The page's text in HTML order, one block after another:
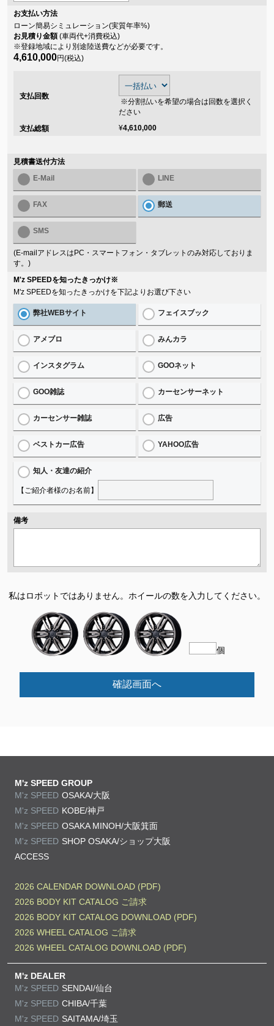
お支払い方法
ローン簡易シミュレーション(実質年率%)
お見積り金額(車両代+消費税込)
※登録地域により別途陸送費などが必要です。
4,610,000円(税込)
支払回数
※分割払いを希望の場合は回数を選択く
ださい
支払総額
¥4,610,000
見積書送付方法
E-Mail
LINE
FAX 郵送
SMS
(E-mailアドレスはPC・スマートフォン・タブレットのみ対応しておりま
す。)
M'z SPEEDを知ったきっかけ※
M'z SPEEDを知ったきっかけを下記よりお選び下さい
弊社WEBサイト フェイスブック
アメブロ みんカラ
インスタグラム GOOネット
GOO雑誌 カーセンサーネット
カーセンサー雑誌 広告
ベストカー広告 YAHOO広告
知人・友達の紹介
【ご紹介者様のお名前】
備考
私はロボットではありません。 ホイールの数を入力してください。
個
確認画面へ
M'z SPEED GROUP
M'z SPEED OSAKA/大阪
M'z SPEED KOBE/神戸
M'z SPEED OSAKA MINOH/大阪箕面
M'z SPEED SHOP OSAKA/ショップ大阪
ACCESS
2026 CALENDAR DOWNLOAD (PDF)
2026 BODY KIT CATALOG ご請求
2026 BODY KIT CATALOG DOWNLOAD (PDF)
2026 WHEEL CATALOG ご請求
2026 WHEEL CATALOG DOWNLOAD (PDF)
M'z DEALER
M'z SPEED SENDAI/仙台
M'z SPEED CHIBA/千葉
M'z SPEED SAITAMA/埼玉